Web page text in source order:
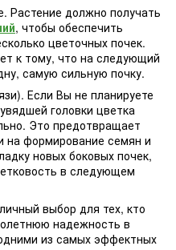
Растение должно получать
, чтобы обеспечить
цветочных почек.
к тому, что на следующий
самую сильную почку.
Если Вы не планируете
головки цветка
Это предотвращает
на формирование семян и
новых боковых почек,
в следующем
выбор для тех, кто
надежность в
из самых эффектных